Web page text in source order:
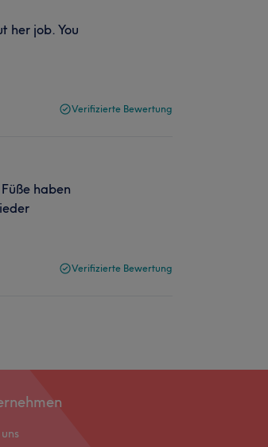
her job. You
Verifizierte Bewertung
haben
Verifizierte Bewertung